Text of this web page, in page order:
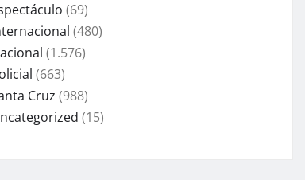
(69)
(480)
(1.576)
(663)
Cruz (988)
(15)